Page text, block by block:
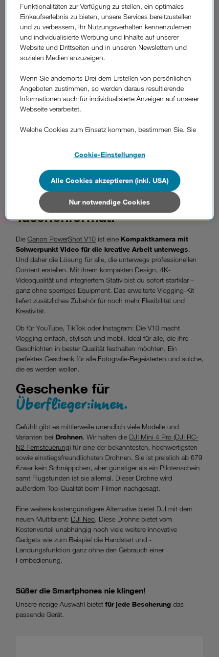
Ob beim Spaziergang, auf Reisen oder im Alltag: Diese Brille
macht dein Leben smarter und deine Erlebnisse einzigartig.
Dein smarterHelferfür
zuhause.
dein Zuhause smarter und dein Leben einfacher. Mit seinem
eleganten 7-Zoll-Display steuerst du Licht, Musik, Thermostate
und mehr – alles per Sprachbefehl oder Touch. Dank Google
Assistant hast du Antworten, Erinnerungen und Entertainment
deinen Schlaf, ganz ohne Wearable, und hilft dir, erholter
aufzuwachen. Ob als Kochhilfe in der Küche, als Steuerzentrale
im Wohnzimmer oder als smarter Wecker am Nachttisch – der
Nest Hub ist das Herzstück für ein vernetztes Zuhause.
All-in-one-Kameraim
Taschenformat.
Die Canon PowerShot V10 ist eine Kompaktkamera mit
Schwerpunkt Video für die kreative Arbeit unterwegs.
Und daher die Lösung für alle, die unterwegs professionellen
Content erstellen. Mit ihrem kompakten Design, 4K-
Videoqualität und integriertem Stativ bist du sofort startklar –
ganz ohne sperriges Equipment. Das erweiterte Vlogging-Kit
liefert zusätzliches Zubehör für noch mehr Flexibilität und
Kreativität.
Ob für YouTube, TikTok oder Instagram: Die V10 macht
Vlogging einfach, stylisch und mobil. Ideal für alle, die ihre
Geschichten in bester Qualität festhalten möchten. Ein
perfektes Geschenk für alle Fotografie-Begeisterten und solche,
die es werden wollen.
Geschenke für
Überflieger:innen.
Gefühlt gibt es mittlerweile unendlich viele Modelle und
Varianten bei Drohnen. Wir halten die DJI Mini 4 Pro (DJI RC-
N2 Fernsteuerung) für eine der bekanntesten, hochwertigsten
sowie einstiegsfreundlichsten Drohnen. Sie ist preislich ab 679
€zwar kein Schnäppchen, aber günstiger als ein Pilotenschein
samt Flugstunden ist sie allemal. Dieser Drohne wird
außerdem Top-Qualität beim Filmen nachgesagt.
Eine weitere kostengünstigere Alternative bietet DJI mit dem
neuen Multitalent: DJI Neo. Diese Drohne bietet vom
Kostenvorteil unabhängig noch viele weitere innovative
Gadgets wie zum Beispiel die Handstart und -
Landungsfunktion ganz ohne den Gebrauch einer
Fernbedienung.
Süßer die Smartphones nie klingen!
Unsere riesige Auswahl bietet für jede Bescherung das
passende Gerät.
Funktionalitäten zur Verfügung zu stellen, ein optimales
Einkaufserlebnis zu bieten, unsere Services bereitzustellen
und zu verbessern, Ihr Nutzungsverhalten kennenzulernen
und individualisierte Werbung und Inhalte auf unserer
Website und Drittseiten und in unseren Newslettern und
sozialen Medien anzuzeigen.
Wenn Sie andernorts Drei dem Erstellen von persönlichen
Angeboten zustimmen, so werden daraus resultierende
Informationen auch für individualisierte Anzeigen auf unserer
Webseite verarbeitet.
Welche Cookies zum Einsatz kommen, bestimmen Sie. Sie
Wenn Sie allen Cookies zustimmen, werden auch Cookies
von Drittanbietern verarbeitet, die Ihre Daten in Ländern
außerhalb der europäischen Union (z.B. in den USA)
verarbeiten. Sie unterliegen keinem EU-konformen
Datenschutzniveau und es stehen keine wirksamen
Cookies von Unternehmen in Drittstaaten, die ein ähnliches
Datenschutzniveau wie in der Europäischen Union aufweisen
(z.B. Data Privacy Framework), werden wie europäische
Unternehmen behandelt.
Wenn Sie „Nur notwendige Cookies“ wählen, dann sind für
Sie nur jene Cookies im Einsatz, die zur Funktion dieser
Website unerlässlich sind.
Cookie-Einstellungen
Nur notwendige Cookies
Alle Cookies akzeptieren (inkl. USA)